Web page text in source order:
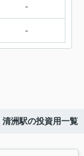
-
-
洲駅の投資用一覧